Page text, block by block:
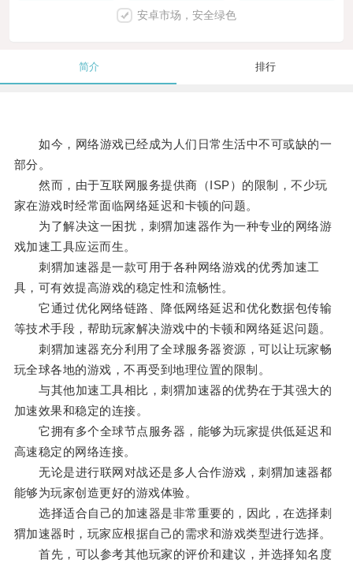
安卓市场，安全绿色
简介 排行
如今，网络游戏已经成为人们日常生活中不可或缺的一
部分。
然而，由于互联网服务提供商（ISP）的限制，不少玩
家在游戏时经常面临网络延迟和卡顿的问题。
为了解决这一困扰，刺猬加速器作为一种专业的网络游
戏加速工具应运而生。
刺猬加速器是一款可用于各种网络游戏的优秀加速工
具，可有效提高游戏的稳定性和流畅性。
它通过优化网络链路、降低网络延迟和优化数据包传输
等技术手段，帮助玩家解决游戏中的卡顿和网络延迟问题。
刺猬加速器充分利用了全球服务器资源，可以让玩家畅
玩全球各地的游戏，不再受到地理位置的限制。
与其他加速工具相比，刺猬加速器的优势在于其强大的
加速效果和稳定的连接。
它拥有多个全球节点服务器，能够为玩家提供低延迟和
高速稳定的网络连接。
无论是进行联网对战还是多人合作游戏，刺猬加速器都
能够为玩家创造更好的游戏体验。
选择适合自己的加速器是非常重要的，因此，在选择刺
猬加速器时，玩家应根据自己的需求和游戏类型进行选择。
首先，可以参考其他玩家的评价和建议，并选择知名度